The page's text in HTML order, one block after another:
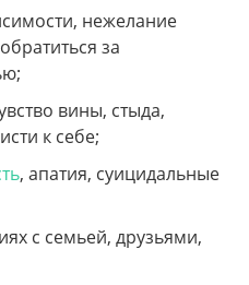
нежелание
за
вины, стыда,
к себе;
, апатия, суицидальные
с семьей, друзьями,